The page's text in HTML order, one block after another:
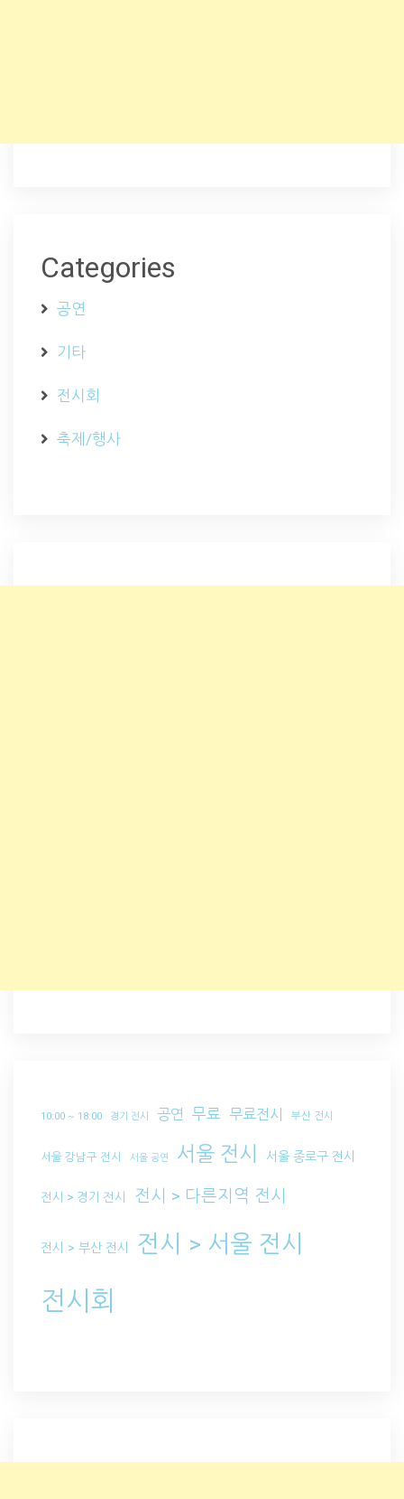
Categories
공연
기타
전시회
축제/행사
10:00 ~ 18:00 경기 전시 공연 무료 무료전시 부산 전시
서울 강남구 전시 서울 공연 서울 전시 서울 종로구 전시
전시 > 경기 전시 전시 > 다른지역 전시
전시 > 부산 전시 전시 > 서울 전시
전시회